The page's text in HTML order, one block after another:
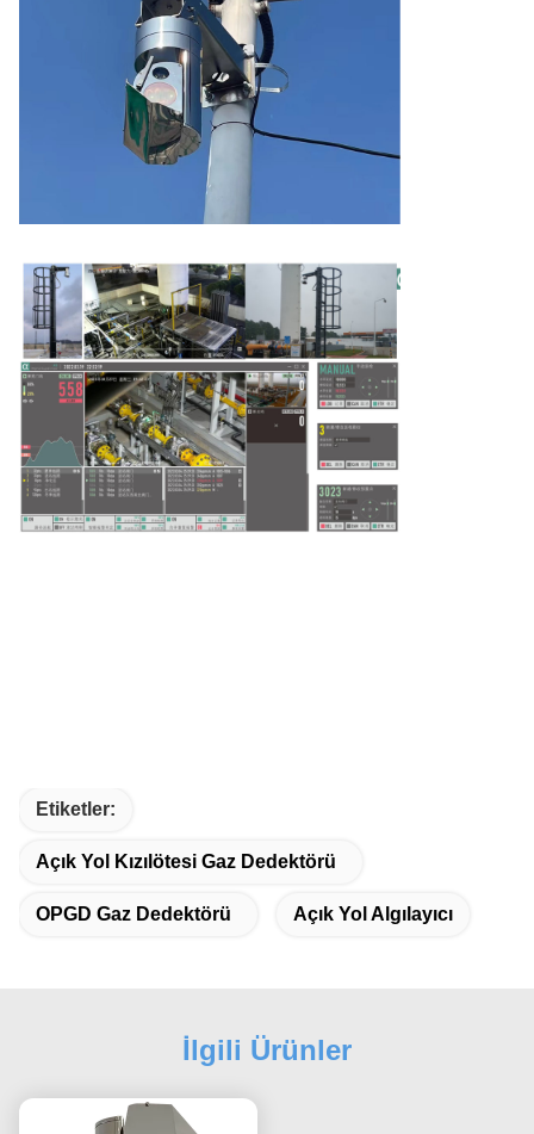
Etiketler:
Açık Yol Kızılötesi Gaz Dedektörü
OPGD Gaz Dedektörü Açık Yol Algılayıcı
İlgili Ürünler